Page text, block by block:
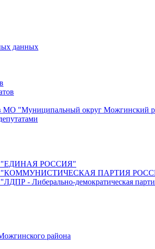
данных
МО "Муниципальный округ Можгинский
"ЕДИНАЯ РОССИЯ"
"КОММУНИСТИЧЕСКАЯ ПАРТИЯ
- Либерально-демократическая
района